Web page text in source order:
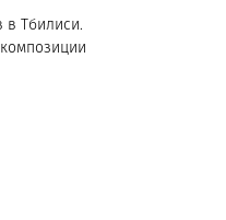
в Тбилиси.